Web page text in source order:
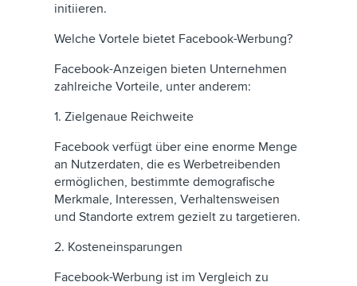
initiieren.
Welche Vortele bietet Facebook-Werbung?
Facebook-Anzeigen bieten Unternehmen
zahlreiche Vorteile, unter anderem:
1. Zielgenaue Reichweite
Facebook verfügt über eine enorme Menge
an Nutzerdaten, die es Werbetreibenden
ermöglichen, bestimmte demografische
Merkmale, Interessen, Verhaltensweisen
und Standorte extrem gezielt zu targetieren.
2. Kosteneinsparungen
Facebook-Werbung ist im Vergleich zu